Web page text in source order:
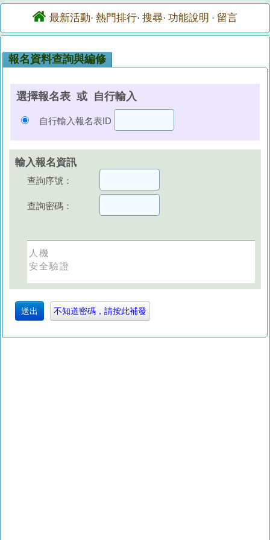
最新活動· 熱門排行· 搜尋· 功能說明 · 留言
報名資料查詢與編修
選擇報名表 或 自行輸入
自行輸入報名表ID
輸入報名資訊
查詢序號：
查詢密碼：
人機
安全驗證